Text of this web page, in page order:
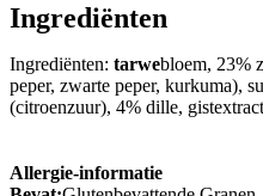
Ingrediënten
Ingrediënten: tarwebloem, 23%
peper, zwarte peper, kurkuma),
(citroenzuur), 4% dille,
Allergie-informatie